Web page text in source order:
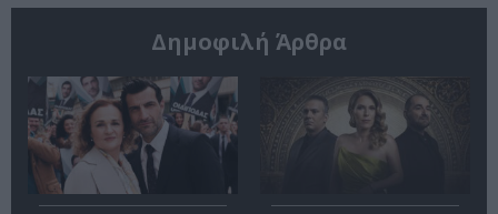
Δημοφιλή Άρθρα